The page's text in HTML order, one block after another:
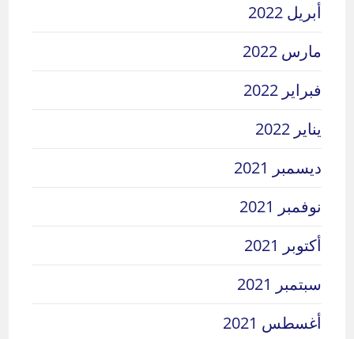
أبريل 2022
مارس 2022
فبراير 2022
يناير 2022
ديسمبر 2021
نوفمبر 2021
أكتوبر 2021
سبتمبر 2021
أغسطس 2021